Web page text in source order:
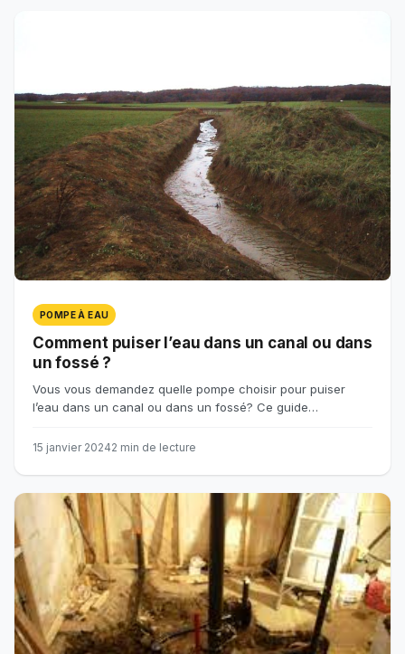
POMPE À EAU
Comment puiser l’eau dans un canal ou dans
un fossé ?
Vous vous demandez quelle pompe choisir pour puiser
l’eau dans un canal ou dans un fossé? Ce guide…
15 janvier 20242 min de lecture